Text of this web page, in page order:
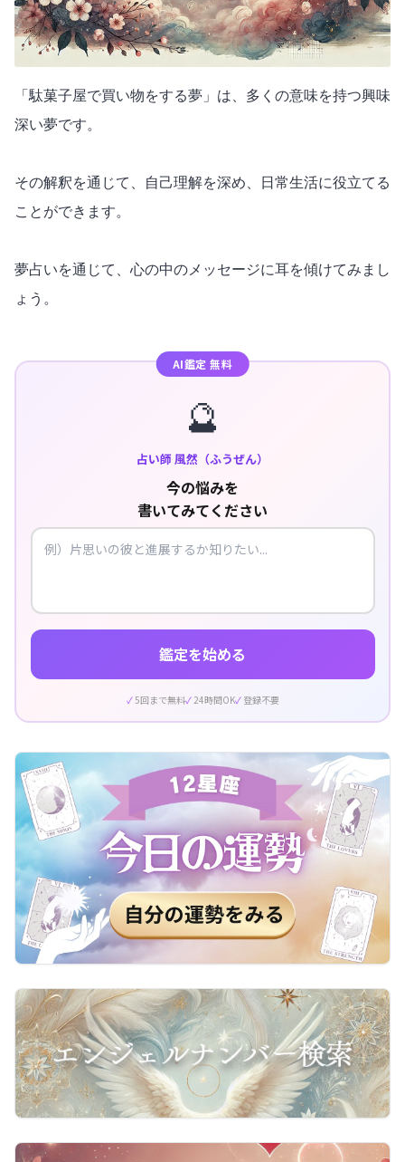
「駄菓子屋で買い物をする夢」は、多くの意味を持つ興味
深い夢です。
その解釈を通じて、自己理解を深め、日常生活に役立てる
ことができます。
夢占いを通じて、心の中のメッセージに耳を傾けてみまし
ょう。
AI鑑定 無料
🔮
占い師 風然（ふうぜん）
今の悩みを
書いてみてください
鑑定を始める
5回まで無料 24時間OK 登録不要